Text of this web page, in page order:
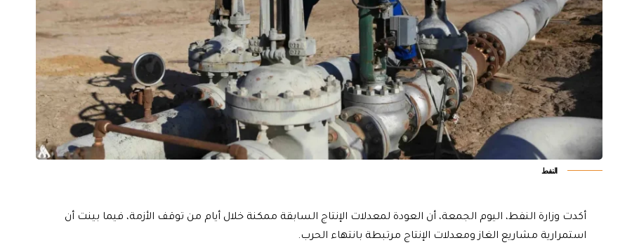
النفط
أكدت وزارة النفط، اليوم الجمعة، أن العودة لمعدلات الإنتاج السابقة ممكنة خلال أيام من توقف الأزمة، فيما بينت أن
استمرارية مشاريع الغاز ومعدلات الإنتاج مرتبطة بانتهاء الحرب.